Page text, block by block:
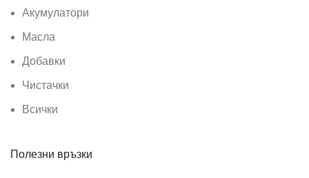
Акумулатори
Масла
Добавки
Чистачки
Всички
Полезни връзки